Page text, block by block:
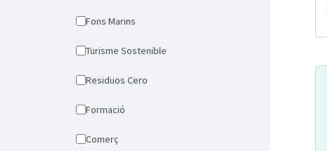
Fons Marins
Turisme Sostenible
Residuos Cero
Formació
Comerç